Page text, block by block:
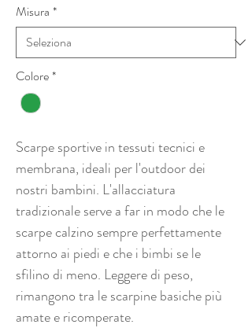
Misura *
Colore*
Scarpe sportive in tessuti tecnici e
membrana, ideali per l'outdoor dei
nostri bambini. L'allacciatura
tradizionale serve a far in modo che le
scarpe calzino sempre perfettamente
attorno ai piedi e che i bimbi se le
sfilino di meno. Leggere di peso,
rimangono tra le scarpine basiche più
amate e ricomperate.